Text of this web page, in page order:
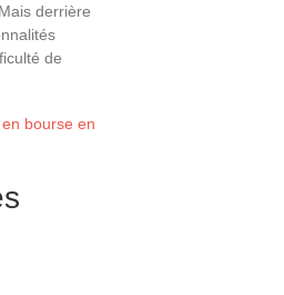
derrière
de
bourse en